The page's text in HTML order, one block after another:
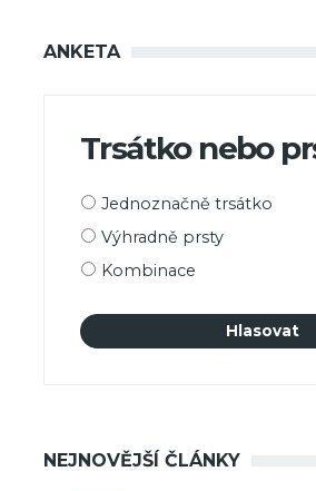
ANKETA
Trsátko nebo
Možnosti
Jednoznačně trsátko
Výhradně prsty
Kombinace
NEJNOVĚJŠÍ ČLÁNKY